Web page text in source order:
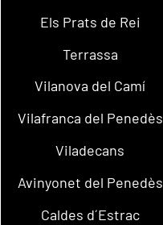
Els Prats de Rei
Terrassa
Vilanova del Camí
Vilafranca del Penedès
Viladecans
Avinyonet del Penedès
Caldes d´Estrac